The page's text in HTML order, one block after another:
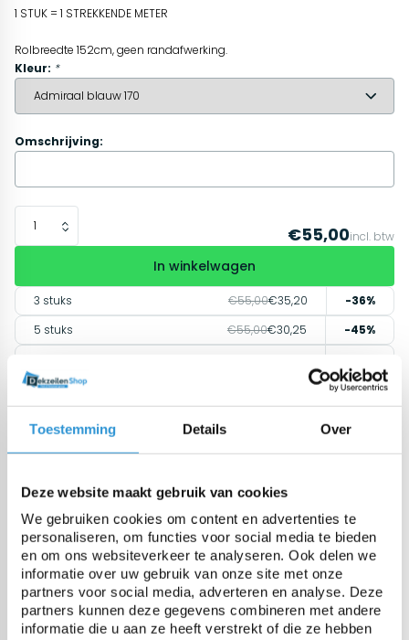
Toestemming Details Over
Deze website maakt gebruik van cookies
We gebruiken cookies om content en advertenties te
personaliseren, om functies voor social media te bieden
en om ons websiteverkeer te analyseren. Ook delen we
informatie over uw gebruik van onze site met onze
partners voor social media, adverteren en analyse. Deze
partners kunnen deze gegevens combineren met andere
informatie die u aan ze heeft verstrekt of die ze hebben
1 STUK = 1 STREKKENDE METER
Rolbreedte 152cm, geen randafwerking.
Kleur: *
Omschrijving:
€55,00incl. btw
In winkelwagen
3 stuks €55,00€35,20
-36%
5 stuks
€55,00€30,25
-45%
15 stuks
-60%
Andere maat? Offerte aanvragen
Direct leverbaar
1-2 weken (gratis levering vanaf € 100,00)
Afhalen mogelijk in Antwerpen
Retourneren binnen 14 dagen (alleen standaard
producten)